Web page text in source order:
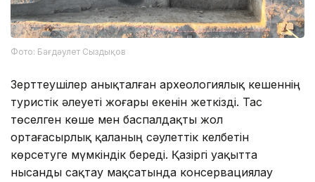
Фото: Бағдәулет Сыздықов
Зерттеушілер анықталған археологиялық кешеннің
туристік әлеуеті жоғары екенін жеткізді. Тас
төселген көше мен баспалдақты жол
ортағасырлық қаланың сәулеттік келбетін
көрсетуге мүмкіндік береді. Қазіргі уақытта
нысанды сақтау мақсатында консервациялау